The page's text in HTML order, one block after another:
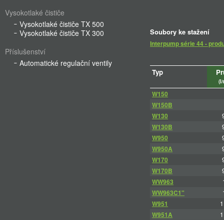
Soubory ke stažení
Interpump série 44 -
Typ
W150
W150B
W130
W130B
W950
W950A
W170
W170B
WW963
WW963C1"
W951
W951A
Vysokotlaké čističe
Vysokotlaké čističe TX 500
Vysokotlaké čističe TX 300
Příslušenství
Automatické regulační ventily